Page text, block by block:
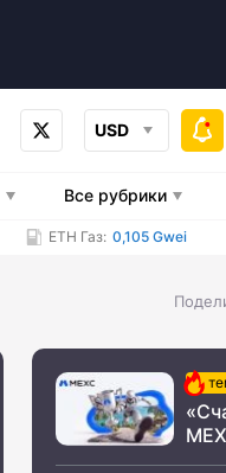
USD
Все рубрики
ETH Газ: 0,105 Gwei